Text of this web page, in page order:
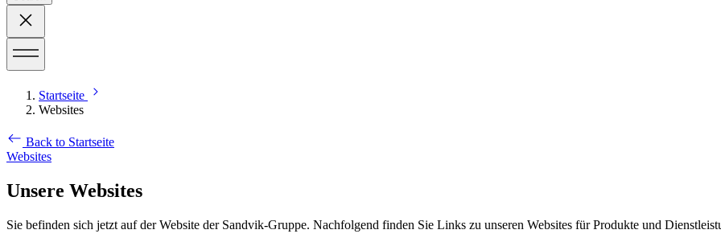
Startseite
Websites
Back to Startseite
Websites
Unsere Websites
Sie befinden sich jetzt auf der Website der Sandvik-Gruppe. Nachfolgend finden Sie Links zu unseren Websites für Produkte und